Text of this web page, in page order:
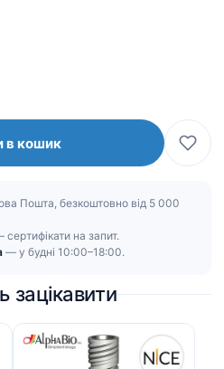
в кошик
Пошта, безкоштовно від 5 000
сертифікати на запит.
— у будні 10:00–18:00.